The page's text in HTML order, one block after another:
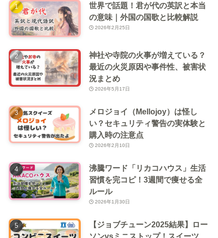
世界で話題！君が代の英訳と本当
の意味｜外国の国歌と比較解説
2026年2月25日
神社や寺院の火事が増えている？
最近の火災原因や事件性、被害状
況まとめ
2026年5月17日
メロジョイ（Mellojoy）は怪し
い？セキュリティ警告の実体験と
購入時の注意点
2026年2月10日
沸騰ワード「リカコハウス」生活
習慣を完コピ！3週間で痩せる全
ルール
2026年1月30日
【ジョブチューン2025結果】ロー
ソンvsミニストップ！スイーツ